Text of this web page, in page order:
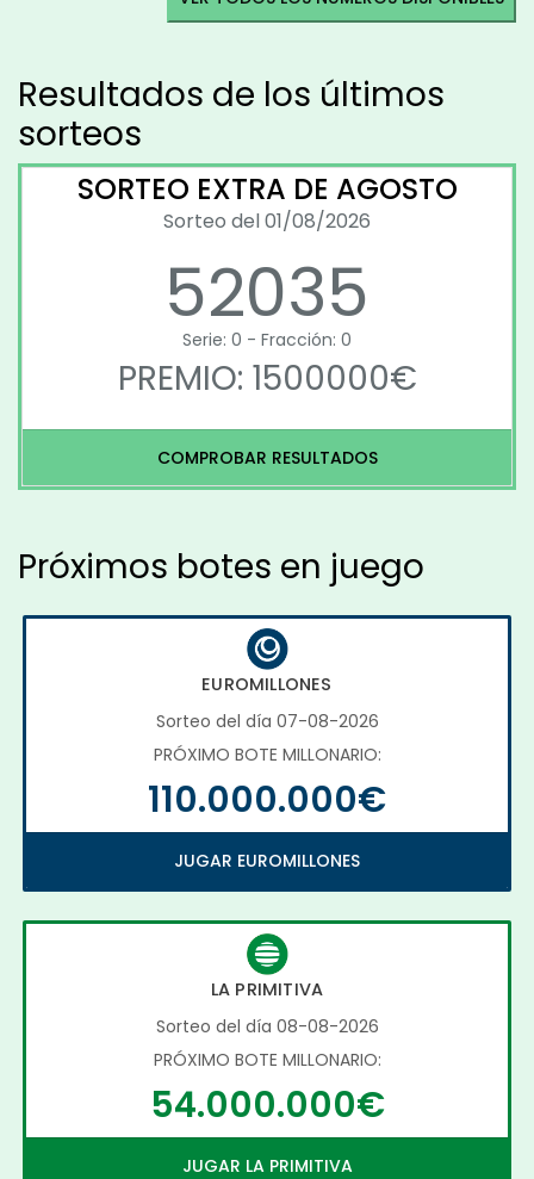
Resultados de los últimos
sorteos
SORTEO EXTRA DE AGOSTO
Sorteo del 01/08/2026
52035
Serie: 0 - Fracción: 0
PREMIO: 1500000€
COMPROBAR RESULTADOS
Próximos botes en juego
EUROMILLONES
Sorteo del día 07-08-2026
PRÓXIMO BOTE MILLONARIO:
110.000.000€
JUGAR EUROMILLONES
LA PRIMITIVA
Sorteo del día 08-08-2026
PRÓXIMO BOTE MILLONARIO:
54.000.000€
JUGAR LA PRIMITIVA